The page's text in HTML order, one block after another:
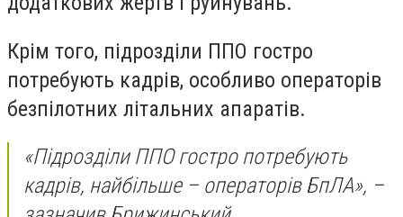
Крім того, підрозділи ППО гостро
потребують кадрів, особливо операторів
безпілотних літальних апаратів.
«Підрозділи ППО гостро потребують
кадрів, найбільше – операторів БпЛА», –